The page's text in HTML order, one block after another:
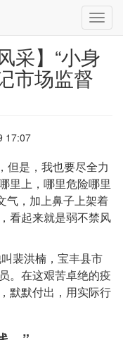
采】“小身
市场监督
17:07
但是，我也要尽全力
里上，哪里危险哪里
气，加上鼻子上架着
看起来就是弱不禁风
叫裴洪楠，宝丰县市
。在这艰苦卓绝的疫
默默付出，用实际行